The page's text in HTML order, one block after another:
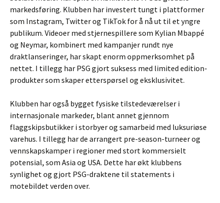
markedsføring. Klubben har investert tungt i plattformer
som Instagram, Twitter og TikTok for å nå ut til et yngre
publikum. Videoer med stjernespillere som Kylian Mbappé
og Neymar, kombinert med kampanjer rundt nye
draktlanseringer, har skapt enorm oppmerksomhet på
nettet. I tillegg har PSG gjort suksess med limited edition-
produkter som skaper etterspørsel og eksklusivitet.
Klubben har også bygget fysiske tilstedeværelser i
internasjonale markeder, blant annet gjennom
flaggskipsbutikker i storbyer og samarbeid med luksuriøse
varehus. I tillegg har de arrangert pre-season-turneer og
vennskapskamper i regioner med stort kommersielt
potensial, som Asia og USA. Dette har økt klubbens
synlighet og gjort PSG-draktene til statements i
motebildet verden over.